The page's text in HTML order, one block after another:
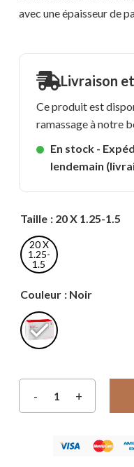
avec une épaisseur de
Livraison
Ce produit est
ramassage à notre
En stock -
lendemain
Taille : 20 X 1.25-1.5
20 X
1.25-
1.5
Couleur : Noir